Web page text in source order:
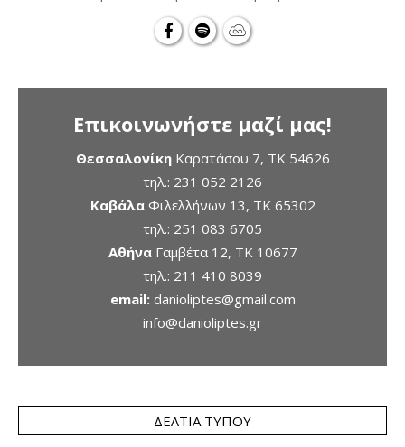
Επικοινωνήστε μαζί μας!
ΘεσσαλονίκηΚαρατάσου 7, TK 54626
τηλ.: 231 052 2126
ΚαβάλαΦιλελλήνων 13, ΤΚ 65302
τηλ.: 251 083 6705
ΑθήναΓαμβέτα 12, ΤΚ 10677
τηλ.: 211 410 8039
email: danioliptes@gmail.com
info@danioliptes.gr
ΔΕΛΤΊΑ ΤΎΠΟΥ